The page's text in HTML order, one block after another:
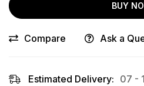
BUY
Compare Ask a
Estimated Delivery: 07 -